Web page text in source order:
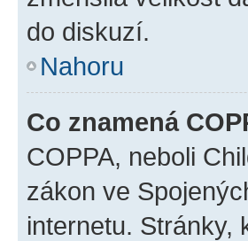
do diskuzí.
Nahoru
Co znamená
COPPA, neboli
zákon ve
internetu. Stránky,